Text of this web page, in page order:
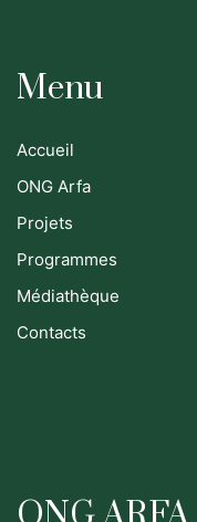
Menu
Accueil
ONG Arfa
Projets
Programmes
Médiathèque
Contacts